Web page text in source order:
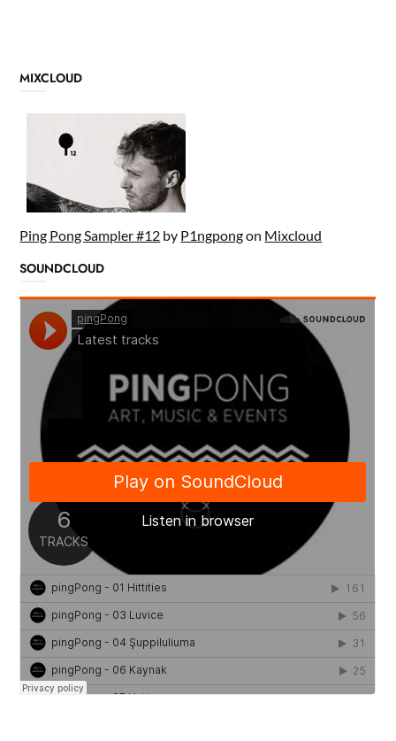
MIXCLOUD
Ping Pong Sampler #12 by P1ngpongon Mixcloud
SOUNDCLOUD